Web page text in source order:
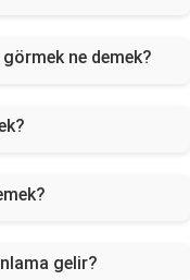
görmek ne demek?
gelir?